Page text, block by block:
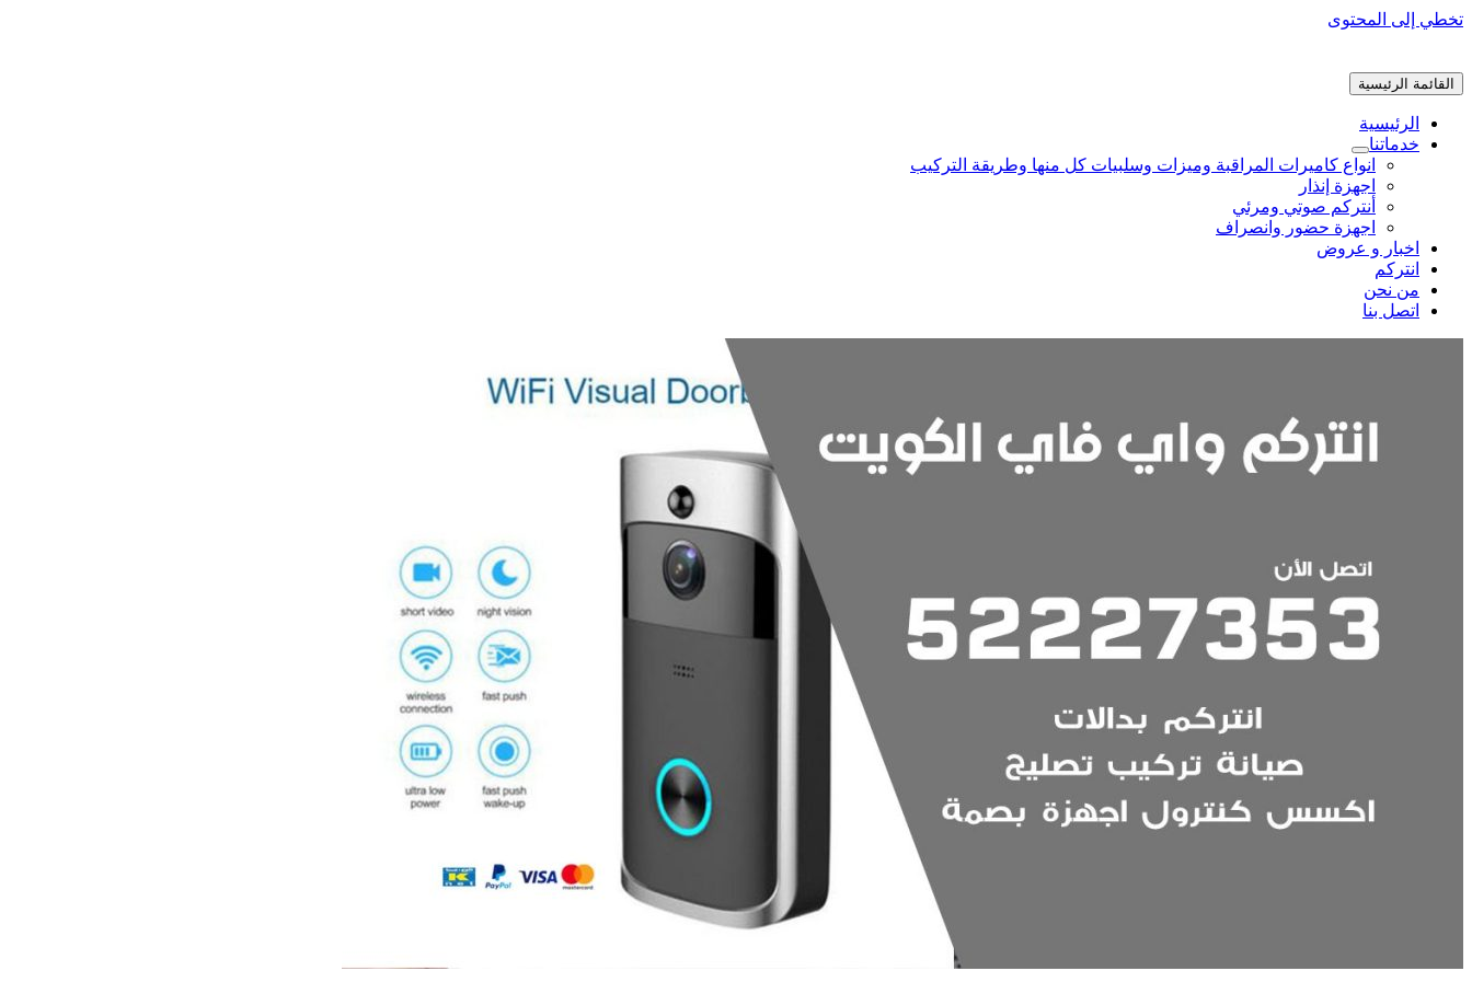
تخطي إلى المحتوى
القائمة الرئيسية
الرئيسية
خدماتنا
انواع كاميرات المراقبة وميزات وسلبيات كل منها وطريقة التركيب
اجهزة إنذار
أنتركم صوتي ومرئي
اجهزة حضور وانصراف
اخبار و عروض
انتركم
من نحن
اتصل بنا